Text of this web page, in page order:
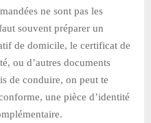
ne sont pas les
souvent préparer un
de domicile, le certificat de
ou d’autres documents
de conduire, on peut te
une pièce d’identité